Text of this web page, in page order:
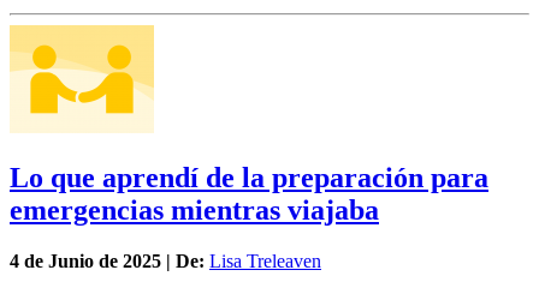
Lo que aprendí de la preparación para
emergencias mientras viajaba
4 de Junio de 2025 | De: Lisa Treleaven